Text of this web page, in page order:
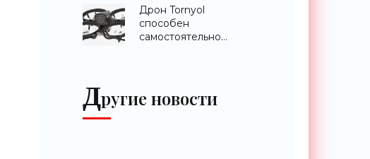
«Беспилотники»
Дрон Tornyol
способен
самостоятельно
Другие новости